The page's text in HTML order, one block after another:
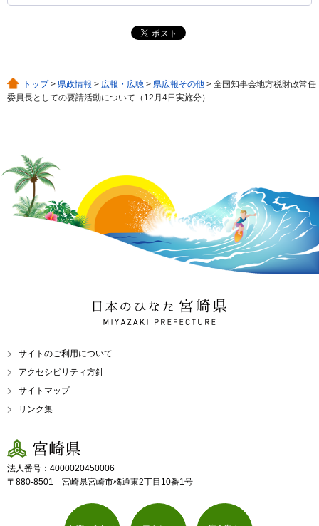
トップ> 県政情報 > 広報・広聴 > 県広報その他 > 全国知事会地方税財政常任
委員長としての要請活動について（12月4日実施分）
日本のひなた 宮崎県
MIYAZAKI PREFECTURE
サイトのご利用について
アクセシビリティ方針
サイトマップ
リンク集
宮崎県
法人番号：4000020450006
〒880-8501 宮崎県宮崎市橘通東2丁目10番1号